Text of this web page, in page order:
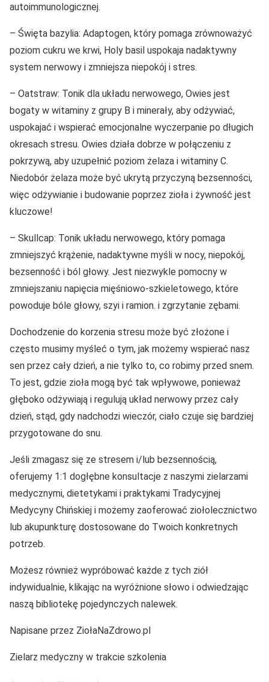
autoimmunologicznej.
– Święta bazylia: Adaptogen, który pomaga zrównoważyć
poziom cukru we krwi, Holy basil uspokaja nadaktywny
system nerwowy i zmniejsza niepokój i stres.
– Oatstraw: Tonik dla układu nerwowego, Owies jest
bogaty w witaminy z grupy B i minerały, aby odżywiać,
uspokajać i wspierać emocjonalne wyczerpanie po długich
okresach stresu. Owies działa dobrze w połączeniu z
pokrzywą, aby uzupełnić poziom żelaza i witaminy C.
Niedobór żelaza może być ukrytą przyczyną bezsenności,
więc odżywianie i budowanie poprzez zioła i żywność jest
kluczowe!
– Skullcap: Tonik układu nerwowego, który pomaga
zmniejszyć krążenie, nadaktywne myśli w nocy, niepokój,
bezsenność i ból głowy. Jest niezwykle pomocny w
zmniejszaniu napięcia mięśniowo-szkieletowego, które
powoduje bóle głowy, szyi i ramion. i zgrzytanie zębami.
Dochodzenie do korzenia stresu może być złożone i
często musimy myśleć o tym, jak możemy wspierać nasz
sen przez cały dzień, a nie tylko to, co robimy przed snem.
To jest, gdzie zioła mogą być tak wpływowe, ponieważ
głęboko odżywiają i regulują układ nerwowy przez cały
dzień, stąd, gdy nadchodzi wieczór, ciało czuje się bardziej
przygotowane do snu.
Jeśli zmagasz się ze stresem i/lub bezsennością,
oferujemy 1:1 dogłębne konsultacje z naszymi zielarzami
medycznymi, dietetykami i praktykami Tradycyjnej
Medycyny Chińskiej i możemy zaoferować ziołolecznictwo
lub akupunkturę dostosowane do Twoich konkretnych
potrzeb.
Możesz również wypróbować każde z tych ziół
indywidualnie, klikając na wyróżnione słowo i odwiedzając
naszą bibliotekę pojedynczych nalewek.
Napisane przez ZiołaNaZdrowo.pl
Zielarz medyczny w trakcie szkolenia